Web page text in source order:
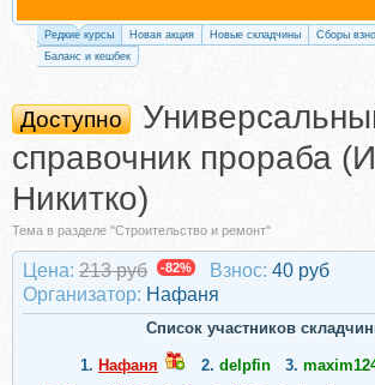
Редкие курсы Новая акция Новые складчины
Сборы
Баланс и кешбек
Доступно
справочник прораба
Никитко)
Тема в разделе "Строительство и ремонт"
Цена: 213 руб -82% Взнос: 40 руб
Организатор: Нафаня
Список участников
1. Нафаня 2. delpfin 3.